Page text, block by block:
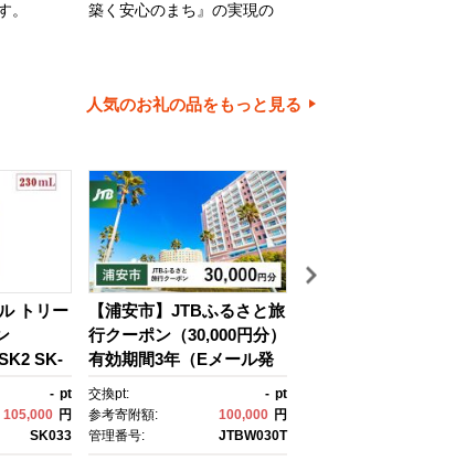
。
築く安心のまち』の実現の
す。
人気のお礼の品をもっと見る
トリー
SK-
エスケ
ラ スキ
フェイ
- pt
105,000 円
SK033
【浦安市】JTBふるさと旅
行クーポン（30,000円分）
有効期間3年（Eメール発
行）｜旅行 トラベル 予
約 国内旅行 JTB 宿泊 観
光 体験 旅行券 宿泊券 旅
交換pt: - pt
参考寄附額:
100,000 円
管理番号:
JTBW030T